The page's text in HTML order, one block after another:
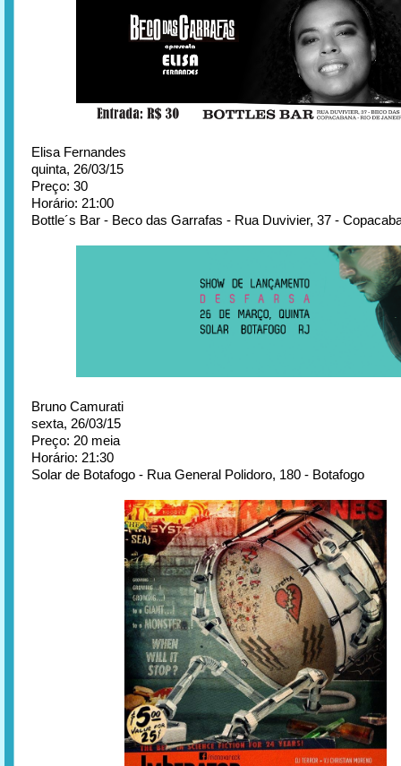
Elisa Fernandes
quinta, 26/03/15
Preço: 30
Horário: 21:00
Bottle´s Bar - Beco das Garrafas - Rua Duvivier, 37 -
Bruno Camurati
sexta, 26/03/15
Preço: 20 meia
Horário: 21:30
Solar de Botafogo - Rua General Polidoro, 180 - Botafogo